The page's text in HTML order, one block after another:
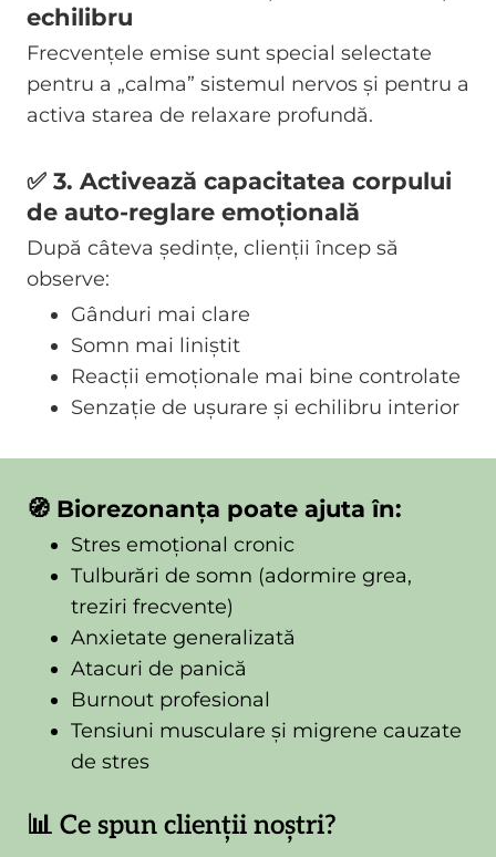
echilibru
Frecvențele emise sunt special selectate
pentru a „calma” sistemul nervos și pentru a
activa starea de relaxare profundă.
✅ 3. Activează capacitatea corpului
de auto-reglare emoțională
După câteva ședințe, clienții încep să
observe:
Gânduri mai clare
Somn mai liniștit
Reacții emoționale mai bine controlate
Senzație de ușurare și echilibru interior
🧭 Biorezonanța poate ajuta în:
Stres emoțional cronic
Tulburări de somn (adormire grea,
treziri frecvente)
Anxietate generalizată
Atacuri de panică
Burnout profesional
Tensiuni musculare și migrene cauzate
de stres
📊 Ce spun clienții noștri?